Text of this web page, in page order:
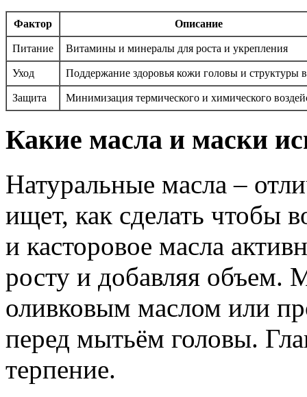
Фактор Описание
Питание Витамины и минералы для роста и укрепления
Уход Поддержание здоровья кожи головы и структуры
Защита Минимизация термического и химического
Какие масла и маски
Натуральные масла –
ищет, как сделать чтобы
и касторовое масла
росту и добавляя объем.
оливковым маслом или
перед мытьём головы.
терпение.